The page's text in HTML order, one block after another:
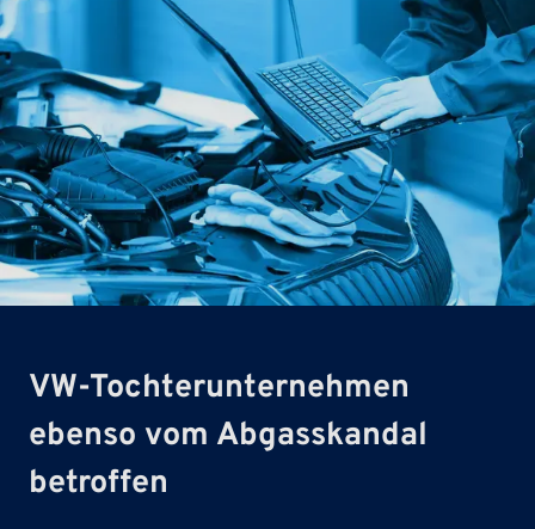
VW-Tochterunternehmen
ebenso vom Abgasskandal
betroffen